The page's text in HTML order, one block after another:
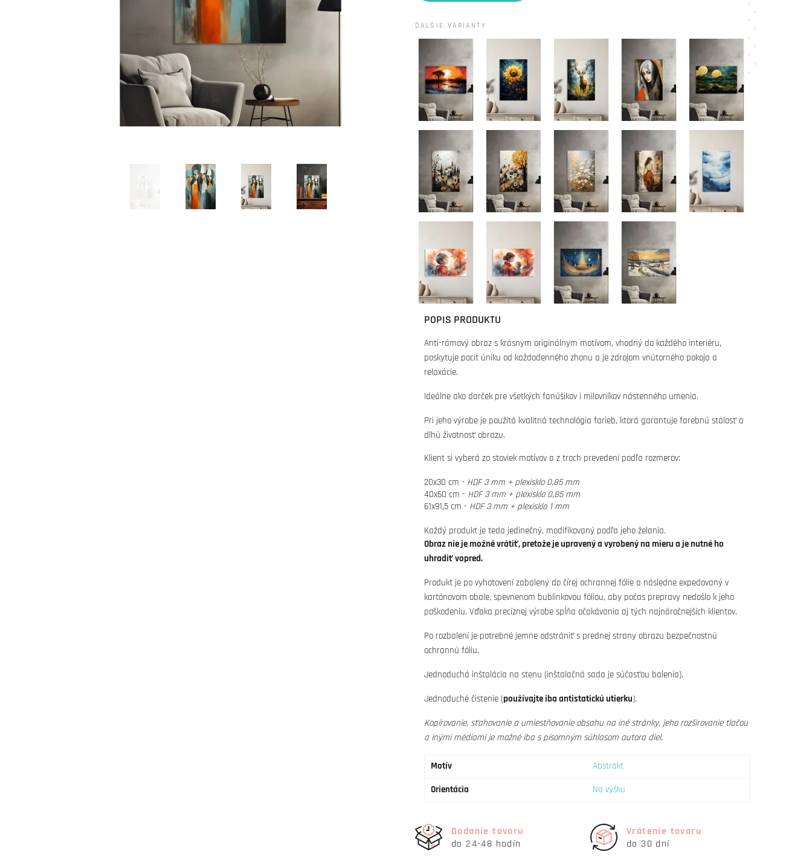
ĎALŠIE VARIANTY
POPIS PRODUKTU
Anti-rámový obraz s krásnym originálnym motívom, vhodný do každého interiéru,
poskytuje pocit úniku od každodenného zhonu a je zdrojom vnútorného pokoja a
relaxácie.
Ideálne ako darček pre všetkých fanúšikov i milovníkov nástenného umenia.
Pri jeho výrobe je použitá kvalitná technológia farieb, ktorá garantuje farebnú stálosť a
dlhú životnosť obrazu.
Klient si vyberá zo stoviek motívov a z troch prevedení podľa rozmerov:
20x30 cm - HDF 3 mm + plexisklo 0,85 mm
40x60 cm - HDF 3 mm + plexisklo 0,85 mm
61x91,5 cm - HDF 3 mm + plexisklo 1 mm
Každý produkt je teda jedinečný, modifikovaný podľa jeho želania.
Obraz nie je možné vrátiť, pretože je upravený a vyrobený na mieru a je nutné ho
uhradiť vopred.
Produkt je po vyhotovení zabalený do čírej ochrannej fólie a následne expedovaný v
kartónovom obale, spevnenom bublinkovou fóliou, aby počas prepravy nedošlo k jeho
poškodeniu. Vďaka precíznej výrobe spĺňa očakávania aj tých najnáročnejších klientov.
Po rozbalení je potrebné jemne odstrániť s prednej strany obrazu bezpečnostnú
ochrannú fóliu.
Jednoduchá inštalácia na stenu (inštalačná sada je súčasťou balenia).
Jednoduché čistenie (používajte iba antistatickú utierku).
Kopírovanie, sťahovanie a umiestňovanie obsahu na iné stránky, jeho rozširovanie tlačou
a inými médiami je možné iba s písomným súhlasom autora diel.
Motív Abstrakt
Orientácia Na výšku
Dodanie tovaru
do 24-48 hodín
Vrátenie tovaru
do 30 dní